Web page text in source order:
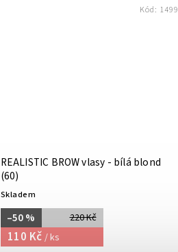
REALISTIC BROW vlasy - bílá blond
(60)
Skladem
220 Kč
–50 %
110 Kč / ks
Kód: 1499